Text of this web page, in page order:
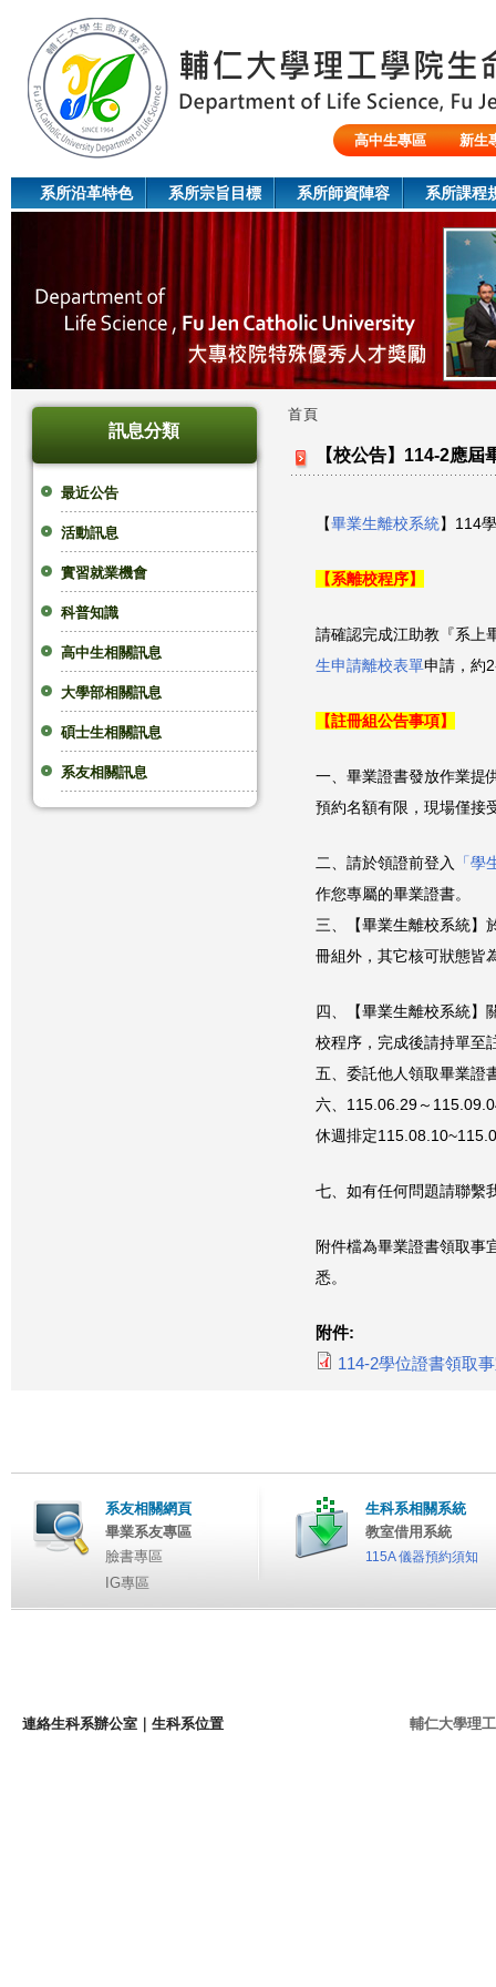
高中生專區
新生
系所沿革特色 系所宗旨目標 系所師資陣容 系所課程
訊息分類
最近公告
活動訊息
實習就業機會
科普知識
高中生相關訊息
大學部相關訊息
碩士生相關訊息
系友相關訊息
您
首頁
【校公告】114-2應
【畢業生離校系統】114
【系離校程序】
請確認完成江助教『系上
生申請離校表單申請，約
【註冊組公告事項】
一、畢業證書發放作業提
預約名額有限，現場僅接
二、請於領證前登入
「
作您專屬的畢業證書。
三、【畢業生離校系統】
冊組外，其它核可狀態皆
四、【畢業生離校系統】
校程序，完成後請持單至
五、委託他人領取畢業證
六、115.06.29～
休週排定
七、如有任何問題請聯繫
附件檔為畢業證書領取事
悉。
附件:
114-2學位證書領取
系友相關網頁
畢業系友專區
臉書專區
IG專區
生科系相關系統
教室借用系統
115A 儀器預約須知
連絡生科系辦公室 生科系位置 輔仁大學理